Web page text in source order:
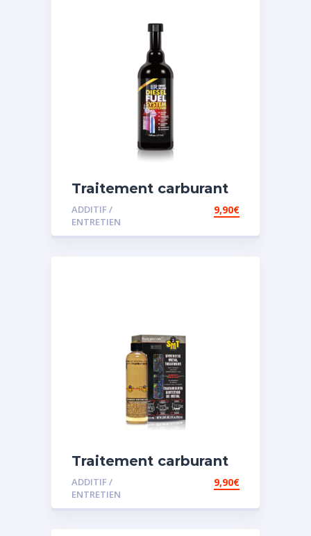
Traitement carburant
spécial diesel
ADDITIF /
ENTRETIEN
9,90€
Traitement carburant
spécial essence
ADDITIF /
ENTRETIEN
9,90€